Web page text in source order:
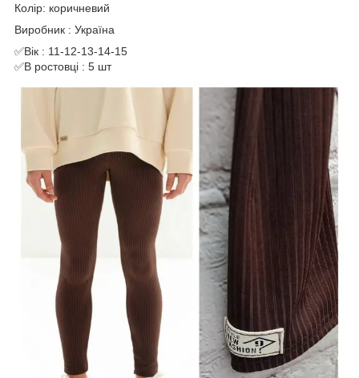
Колір: коричневий
Виробник : Україна
✅Вік : 11-12-13-14-15
✅В ростовці : 5 шт